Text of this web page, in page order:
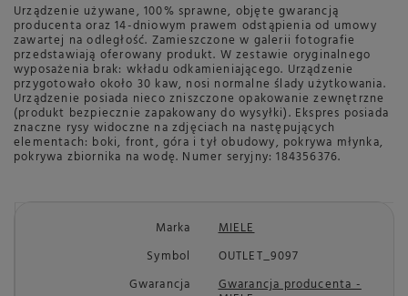
Urządzenie używane, 100% sprawne, objęte gwarancją
producenta oraz 14-dniowym prawem odstąpienia od umowy
zawartej na odległość. Zamieszczone w galerii fotografie
przedstawiają oferowany produkt. W zestawie oryginalnego
wyposażenia brak: wkładu odkamieniającego. Urządzenie
przygotowało około 30 kaw, nosi normalne ślady użytkowania.
Urządzenie posiada nieco zniszczone opakowanie zewnętrzne
(produkt bezpiecznie zapakowany do wysyłki). Ekspres posiada
znaczne rysy widoczne na zdjęciach na następujących
elementach: boki, front, góra i tył obudowy, pokrywa młynka,
pokrywa zbiornika na wodę. Numer seryjny: 184356376.
Marka
MIELE
Symbol
OUTLET_9097
Gwarancja
Gwarancja producenta -